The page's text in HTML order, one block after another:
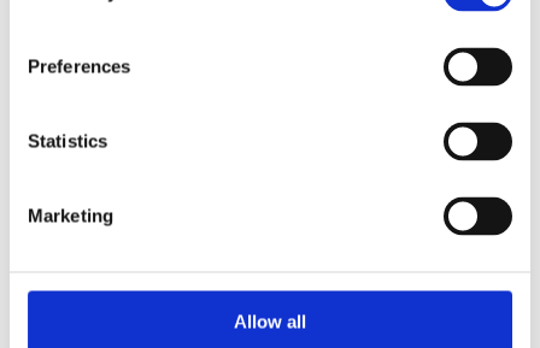
Preferences
Statistics
Marketing
Allow all
driver
12" Midbas 300W RMS